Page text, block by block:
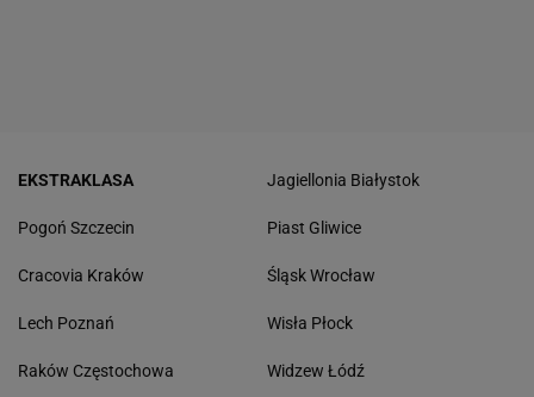
EKSTRAKLASA
Pogoń Szczecin
Cracovia Kraków
Lech Poznań
Raków Częstochowa
Jagiellonia Białystok
Piast Gliwice
Śląsk Wrocław
Wisła Płock
Widzew Łódź